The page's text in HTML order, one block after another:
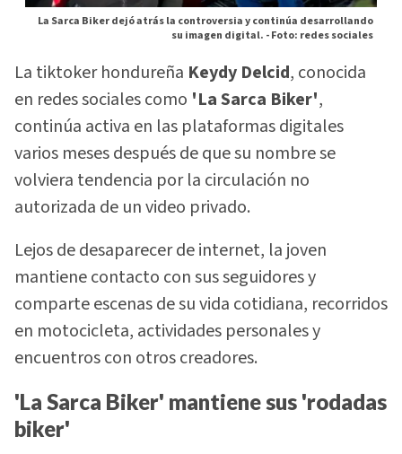
La Sarca Biker dejó atrás la controversia y continúa desarrollando
su imagen digital. -Foto: redes sociales
La tiktoker hondureña Keydy Delcid, conocida
en redes sociales como 'La Sarca Biker',
continúa activa en las plataformas digitales
varios meses después de que su nombre se
volviera tendencia por la circulación no
autorizada de un video privado.
Lejos de desaparecer de internet, la joven
mantiene contacto con sus seguidores y
comparte escenas de su vida cotidiana, recorridos
en motocicleta, actividades personales y
encuentros con otros creadores.
'La Sarca Biker' mantiene sus 'rodadas
biker'